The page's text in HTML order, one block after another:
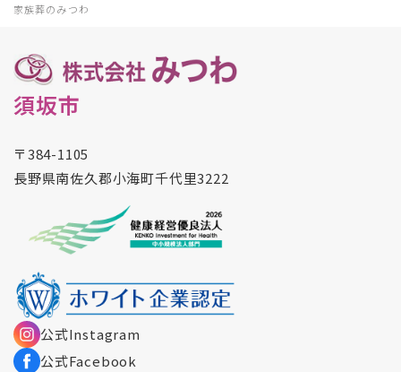
家族葬のみつわ
須坂市
〒384-1105
長野県南佐久郡小海町千代里3222
公式Instagram
公式Facebook